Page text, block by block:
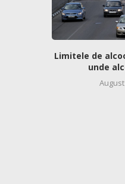
Limitele de
unde